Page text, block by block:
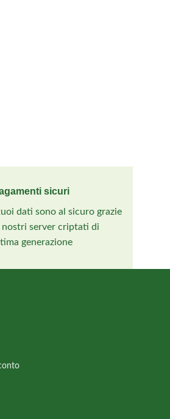
sicuri
tuoi dati sono al sicuro grazie
nostri server criptati di
generazione